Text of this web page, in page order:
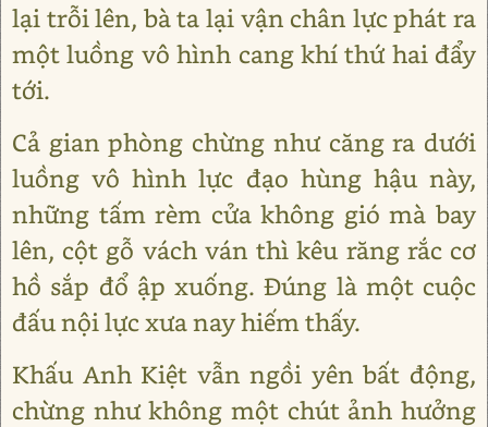
lại trỗi lên, bà ta lại vận chân lực phát ra
một luồng vô hình cang khí thứ hai đẩy
tới.
Cả gian phòng chừng như căng ra dưới
luồng vô hình lực đạo hùng hậu này,
những tấm rèm cửa không gió mà bay
lên, cột gỗ vách ván thì kêu răng rắc cơ
hồ sắp đổ ập xuống. Đúng là một cuộc
đấu nội lực xưa nay hiếm thấy.
Khấu Anh Kiệt vẫn ngồi yên bất động,
chừng như không một chút ảnh hưởng